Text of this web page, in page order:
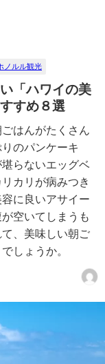
ノルル観光
「ハワイの美
すめ８選
はんがたくさん
のパンケーキ
らないエッグベ
カリが病みつき
に良いアサイー
空いてしまうも
、美味しい朝ご
しょうか。